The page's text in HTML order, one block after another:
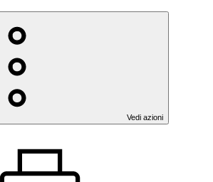
Vedi azioni